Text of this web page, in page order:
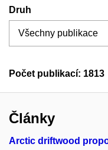
Druh
Počet publikací: 1813
Články
Arctic driftwood